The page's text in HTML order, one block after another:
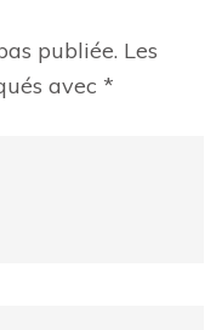
publiée. Les
avec *